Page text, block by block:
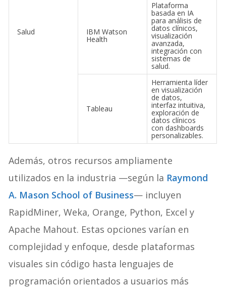
Salud IBM Watson
Health
Plataforma
basada en IA
para análisis de
datos clínicos,
visualización
avanzada,
integración con
sistemas de
salud.
Tableau
Herramienta líder
en visualización
de datos,
interfaz intuitiva,
exploración de
datos clínicos
con dashboards
personalizables.
Además, otros recursos ampliamente
utilizados en la industria —según la Raymond
A. Mason School of Business— incluyen
RapidMiner, Weka, Orange, Python, Excel y
Apache Mahout. Estas opciones varían en
complejidad y enfoque, desde plataformas
visuales sin código hasta lenguajes de
programación orientados a usuarios más